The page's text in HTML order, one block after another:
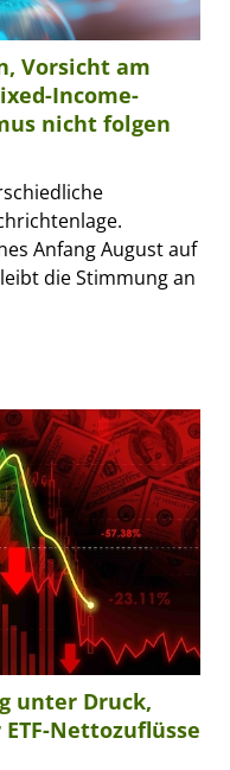
Vorsicht am
Income-
nicht folgen
Anfang August auf
die Stimmung an
unter Druck,
Nettozuflüsse